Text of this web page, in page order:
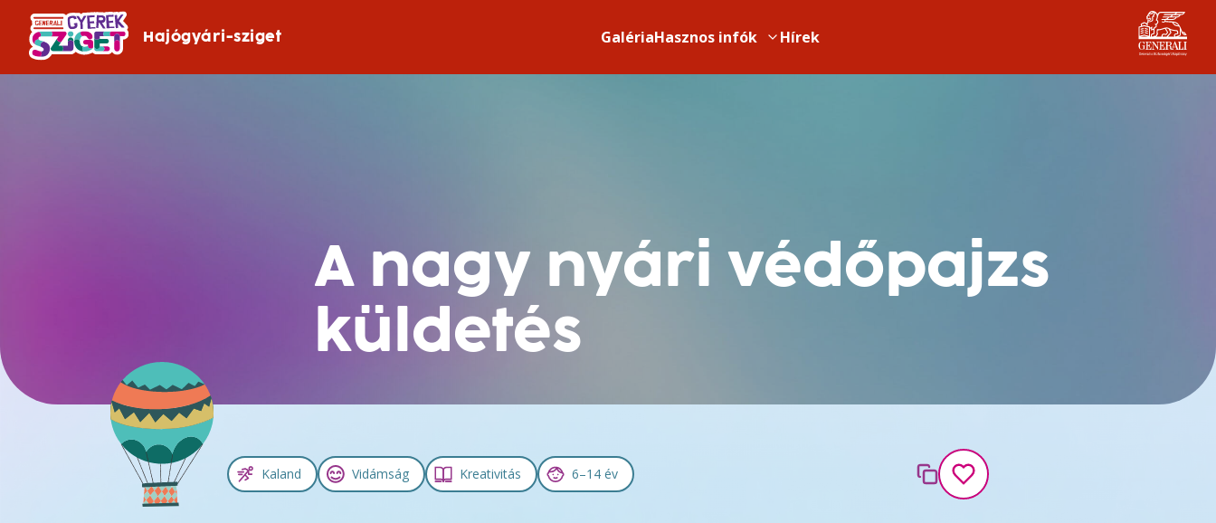
Hajógyári-sziget GalériaHasznos infók Hírek
A nagy nyári védőpajzs
küldetés
Kaland Vidámság Kreativitás 6–14 év